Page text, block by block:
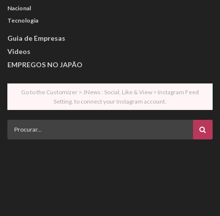
Nacional
Tecnologia
Guia de Empresas
Videos
EMPREGOS NO JAPÃO
Go to the Customizer > JNews : Social, Like & View > Instagram Feed
Setting, to connect your Instagram account.